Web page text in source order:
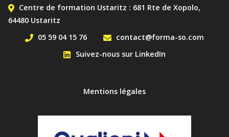
Centre de formation Ustaritz : 681 Rte de Xopolo,
64480 Ustaritz
05 59 04 15 76
contact@forma-so.com
Suivez-nous sur LinkedIn
MENU PIED DE PAGE
Mentions légales